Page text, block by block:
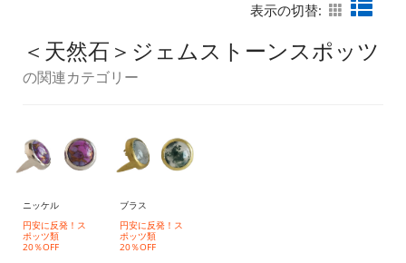
ト・
ェ
ー
表示の切替:
＜天然石＞ジェムストーンスポッツ
の関連カテゴリー
ニッケル
円安に反発！ス
ポッツ類
20％OFF
ブラス
円安に反発！ス
ポッツ類
20％OFF